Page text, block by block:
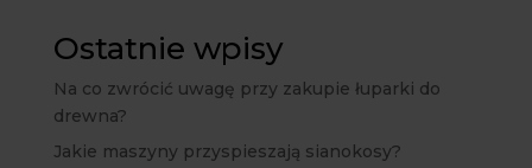
Ostatnie wpisy
Na co zwrócić uwagę przy zakupie łuparki do
drewna?
Jakie maszyny przyspieszają sianokosy?